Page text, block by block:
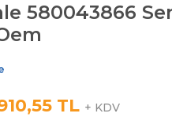
580043866
TL + KDV